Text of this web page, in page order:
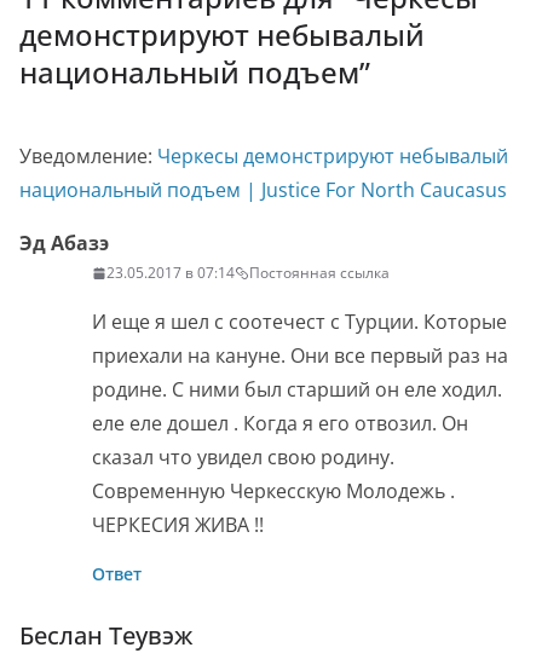
демонстрируют небывалый
национальный подъем”
Уведомление: Черкесы демонстрируют небывалый
национальный подъем | Justice For North Caucasus
Эд Абазэ
23.05.2017 в 07:14 Постоянная ссылка
И еще я шел с соотечест с Турции. Которые
приехали на кануне. Они все первый раз на
родине. С ними был старший он еле ходил.
еле еле дошел . Когда я его отвозил. Он
сказал что увидел свою родину.
Современную Черкесскую Молодежь .
ЧЕРКЕСИЯ ЖИВА !!
Ответ
Беслан Теувэж